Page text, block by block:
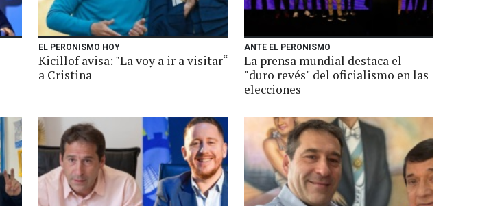
EL PERONISMO HOY
Kicillof avisa: "La voy a ir a visitar“
a Cristina
ANTE EL PERONISMO
La prensa mundial destaca el
"duro revés" del oficialismo en las
elecciones